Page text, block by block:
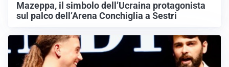
Mazeppa, il simbolo dell’Ucraina protagonista
sul palco dell’Arena Conchiglia a Sestri